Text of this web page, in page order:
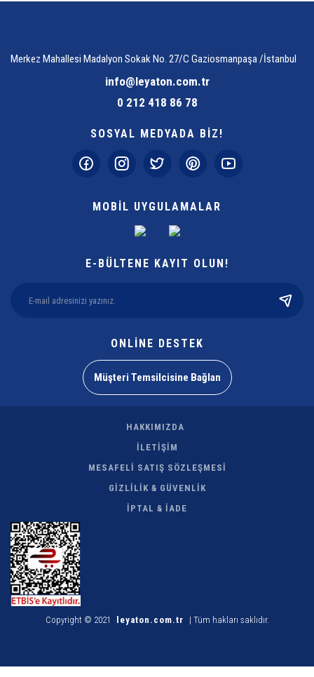
Merkez Mahallesi Madalyon Sokak No. 27/C Gaziosmanpaşa /İstanbul
info@leyaton.com.tr
0 212 418 86 78
SOSYAL MEDYADA BİZ!
MOBİL UYGULAMALAR
E-BÜLTENE KAYIT OLUN!
ONLİNE DESTEK
Müşteri Temsilcisine Bağlan
HAKKIMIZDA
İLETİŞİM
MESAFELİ SATIŞ SÖZLEŞMESİ
GİZLİLİK & GÜVENLİK
İPTAL & İADE
Copyright © 2021 leyaton.com.tr | Tüm hakları saklıdır.